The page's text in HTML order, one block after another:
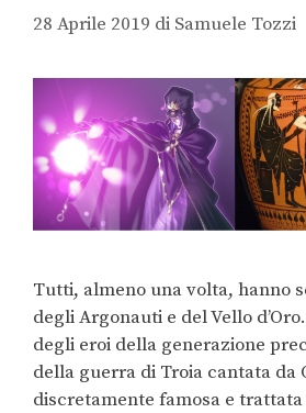
28 Aprile 2019 di Samuele Tozzi
Tutti, almeno una volta, hanno
degli Argonauti e del Vello
degli eroi della generazione
della guerra di Troia cantata da
discretamente famosa e